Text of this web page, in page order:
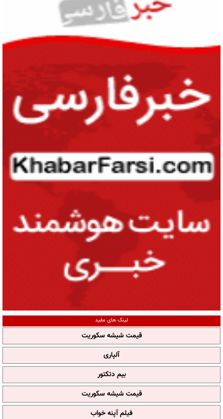
لینک های مفید
قیمت شیشه سکوریت
آلپاری
بیم دتکتور
قیمت شیشه سکوریت
فیلم آپنه خواب